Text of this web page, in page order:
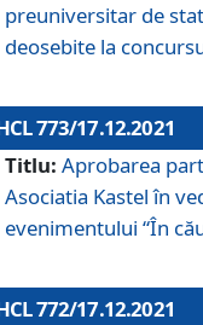
preuniversitar de
deosebite la
773/17.12.2021
Titlu: Aprobarea
Asociatia Kastel în
evenimentului “În
772/17.12.2021